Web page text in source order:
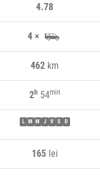
4.78
4 ×
462 km
2h54min
M M J V S D
165lei